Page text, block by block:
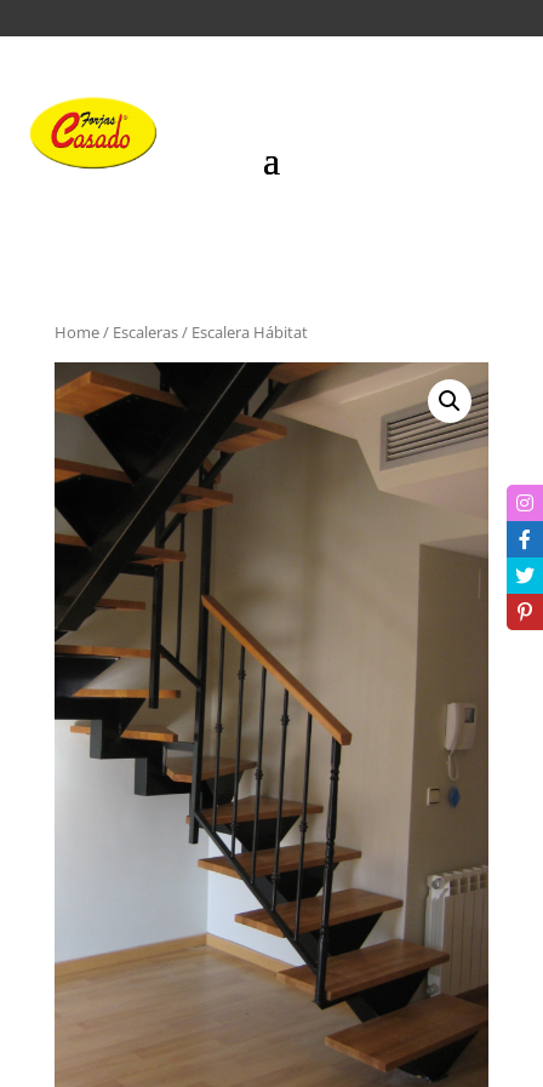
Home/ Escaleras/ Escalera Hábitat